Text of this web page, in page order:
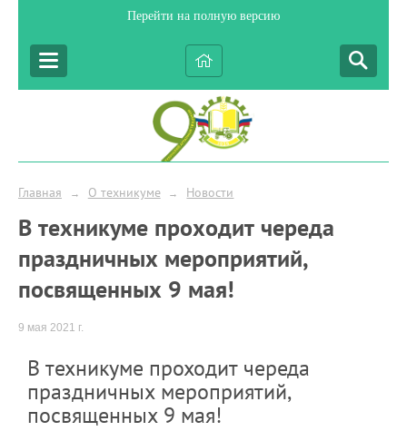
Перейти на полную версию
Главная → О техникуме → Новости
В техникуме проходит череда
праздничных мероприятий,
посвященных 9 мая!
9 мая 2021 г.
В техникуме проходит череда
праздничных мероприятий,
посвященных 9 мая!